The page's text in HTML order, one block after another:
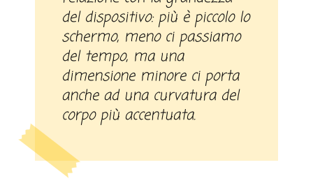
del dispositivo: più è piccolo lo
schermo, meno ci passiamo
del tempo, ma una
dimensione minore ci porta
anche ad una curvatura del
corpo più accentuata.